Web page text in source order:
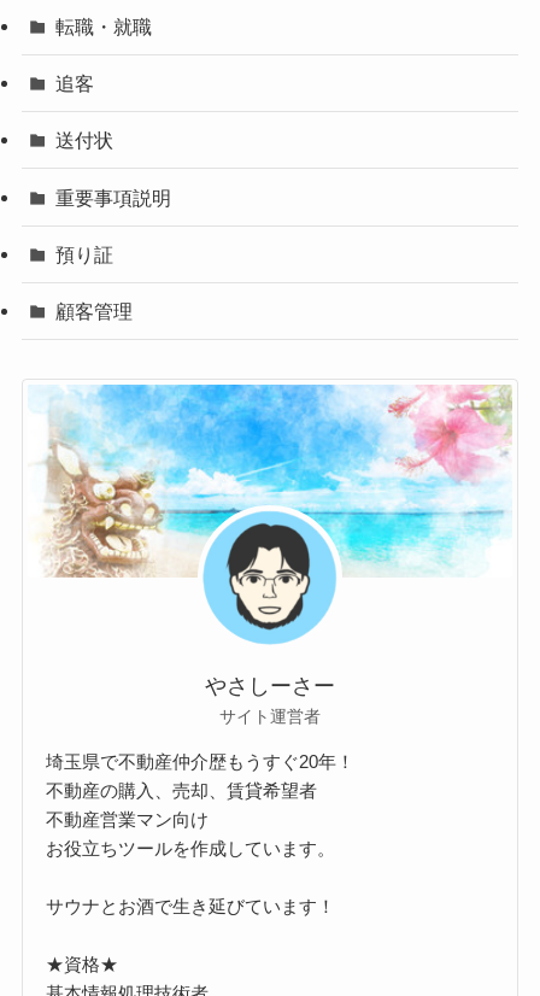
転職・就職
追客
送付状
重要事項説明
預り証
顧客管理
やさしーさー
サイト運営者
埼玉県で不動産仲介歴もうすぐ20年！
不動産の購入、売却、賃貸希望者
不動産営業マン向け
お役立ちツールを作成しています。
サウナとお酒で生き延びています！
★資格★